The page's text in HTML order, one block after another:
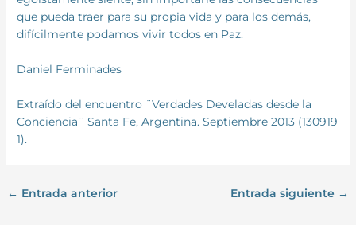
que pueda traer para su propia vida y para los demás,
difícilmente podamos vivir todos en Paz.
Daniel Ferminades
Extraído del encuentro ¨Verdades Develadas desde la
Conciencia¨ Santa Fe, Argentina. Septiembre 2013 (130919
1).
← Entrada anterior Entrada siguiente →